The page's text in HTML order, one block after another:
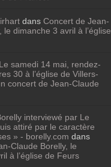
dansConcert de Jean-
le dimanche 3 avril à l’église
Le samedi 14 mai, rendez-
30 à l’église de Villers-
concert de Jean-Claude
interviewé par Le
attiré par le caractère
» - borelly.com dans
Claude Borelly, le
à l’église de Feurs